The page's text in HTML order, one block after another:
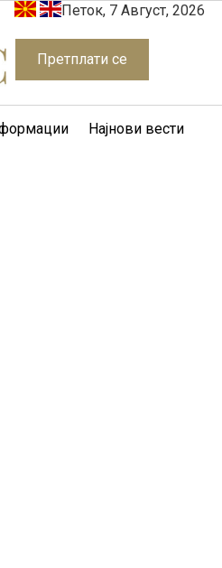
Петок, 7 Август, 2026
Претплати се
Најнови вести